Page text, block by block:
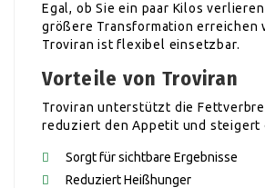
Egal, ob Sie ein paar Kilos
größere Transformation erreichen
Troviran ist flexibel einsetzbar.
Vorteile von Troviran
Troviran unterstützt die
reduziert den Appetit und steigert
Sorgt für sichtbare Ergebnisse
Reduziert Heißhunger